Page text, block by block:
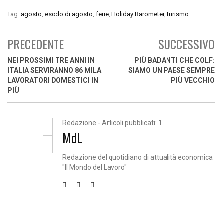
Tag: agosto esodo di agosto ferie Holiday Barometer,turismo
PRECEDENTE
NEI PROSSIMI TRE ANNI IN
ITALIA SERVIRANNO 86 MILA
LAVORATORI DOMESTICI IN
PIÙ
SUCCESSIVO
PIÙ BADANTI CHE COLF:
SIAMO UN PAESE SEMPRE
PIÙ VECCHIO
Redazione - Articoli pubblicati: 1
MdL
Redazione del quotidiano di attualità economica
"Il Mondo del Lavoro"